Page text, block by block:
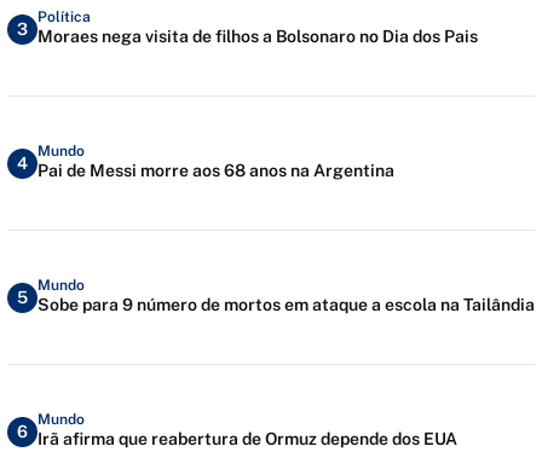
3
Política
Moraes nega visita de filhos a Bolsonaro no Dia dos Pais
4
Mundo
Pai de Messi morre aos 68 anos na Argentina
5
Mundo
Sobe para 9 número de mortos em ataque a escola na Tailândia
6
Mundo
Irã afirma que reabertura de Ormuz depende dos EUA